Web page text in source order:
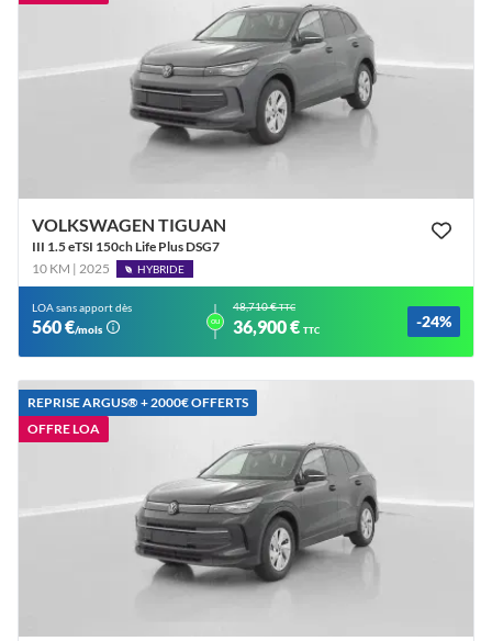
VOLKSWAGEN TIGUAN
III 1.5 eTSI 150ch Life Plus DSG7
10 KM | 2025
HYBRIDE
LOA sans apport dès
560 €/mois
ou
48,710 €TTC
36,900 € TTC -24%
REPRISE ARGUS®️ + 2000€ OFFERTS
OFFRE LOA